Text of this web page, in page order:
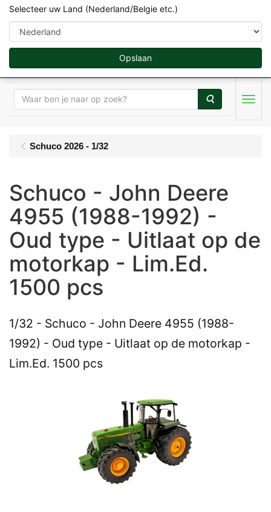
Zoeken Menu
Schuco 2026 - 1/32
Schuco - John Deere
4955 (1988-1992) -
Oud type - Uitlaat op de
motorkap - Lim.Ed.
1500 pcs
1/32
Schuco - John Deere 4955 (1988-
1992) - Oud type - Uitlaat op de motorkap -
Lim.Ed. 1500 pcs
Selecteer uw Land (Nederland/Belgie etc.)
Opslaan